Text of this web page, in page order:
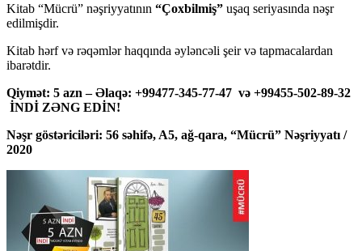
Kitab “Mücrü” nəşriyyatının “Çoxbilmiş” uşaq seriyasında nəşr
edilmişdir.
Kitab hərf və rəqəmlər haqqında əyləncəli şeir və tapmacalardan
ibarətdir.
Qiymət: 5 azn – Əlaqə: +99477-345-77-47 və +99455-502-89-32
İNDİ ZƏNG EDİN!
Nəşr göstəriciləri: 56 səhifə, A5, ağ-qara, “Mücrü” Nəşriyyatı /
2020